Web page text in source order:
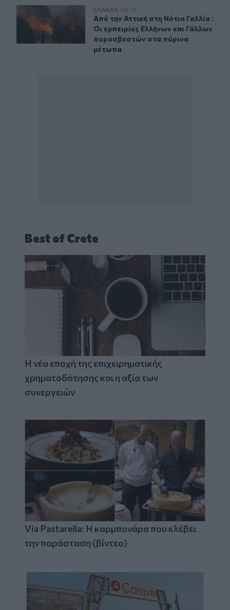
Από την Αττική στη Νότια Γαλλία : Οι εμπειρίες
ΕΛΛAΔΑ 08:25
Από την Αττική στη Νότια Γαλλία :
Από την Αττική στη Νότια Γαλλία :
Οι εμπειρίες Ελλήνων και Γάλλων
πυροσβεστών στα πύρινα
μέτωπα
Best of Crete
Η νέα εποχή της επιχειρηματικής
χρηματοδότησης και η αξία των
συνεργειών
Via Pastarella: Η καρμπονάρα που κλέβει
την παράσταση (βίντεο)